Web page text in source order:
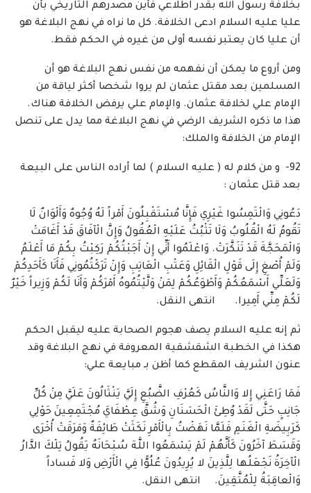
بخلافة رسول الله بقدر اطلاعي فأين مصدرهم التاريخي بأن
عليا عليه السلام ادعى الخلافة. كل ما نراه في نهج البلاغة هو
أن عليا كان يعتبر نفسه أولى من غيره في الحكم فقط.
ومن أروع ما يمكن أن نفهمه من نفس نهج البلاغة هو أن
المسلمين بعد مقتل عثمان لم يروا شخصا أكثر لياقة من
الإمام علي لخلافة عثمان. والإمام علي يرفض الخلافة هناك.
هذا ما ذكره الشريف الرضي في نهج البلاغة مما يدل على تنصل
الإمام من الخلافة والملك:
92- و من كلام له ( عليه السلام ) لما أراده الناس على البيعة
بعد قتل عثمان :
دَعُونِي وَالْتَمِسُوا غَيْرِي فَإِنَّا مُسْتَقْبِلُونَ أَمْراً لَهُ وُجُوهٌ وَأَلْوَانٌ لَا
تَقُومُ لَهُ الْقُلُوبُ وَلَا تَثْبُتُ عَلَيْهِ الْعُقُولُ وَإِنَّ الْآفَاقَ قَدْ أَغَامَتْ
وَالْمَحَجَّةَ قَدْ تَنَكَّرَتْ. وَاعْلَمُوا أَنِّي إِنْ أَجَبْتُكُمْ رَكِبْتُ بِكُمْ مَا أَعْلَمُ
وَلَمْ أُصْغِ إِلَى قَوْلِ الْقَائِلِ وَعَتْبِ الْعَاتِبِ وَإِنْ تَرَكْتُمُونِي فَأَنَا كَأَحَدِكُمْ
وَلَعَلِّي أَسْمَعُكُمْ وَأَطْوَعُكُمْ لِمَنْ وَلَّيْتُمُوهُ أَمْرَكُمْ وَأَنَا لَكُمْ وَزِيراً خَيْرٌ
لَكُمْ مِنِّي أَمِيرا. انتهى النقل.
ثم إنه عليه السلام يصف هجوم الصحابة عليه ليقبل الحكم
هكذا في الخطبة الشقشقية المعروفة في نهج البلاغة وقد
عنون الشريف المقطع كما أظن بـ مبايعة علي:
فَمَا رَاعَنِي إِلا وَالنَّاسُ كَعُرْفِ الضَّبُعِ إِلَيَّ يَنْثَالُونَ عَلَيَّ مِنْ كُلِّ
جَانِبٍ حَتَّى لَقَدْ وُطِئَ الْحَسَنَانِ وَشُقَّ عِطْفَايَ مُجْتَمِعِينَ حَوْلِي
كَرَبِيضَةِ الْغَنَمِ فَلَمَّا نَهَضْتُ بِالْأَمْرِ نَكَثَتْ طَائِفَةٌ وَمَرَقَتْ أُخْرَى
وَقَسَطَ آخَرُونَ كَأَنَّهُمْ لَمْ يَسْمَعُوا اللَّهَ سُبْحَانَهُ يَقُولُ تِلْكَ الدَّارُ
الْآخِرَةُ نَجْعَلُها لِلَّذِينَ لا يُرِيدُونَ عُلُوًّا فِي الْأَرْضِ وَلا فَساداً
وَالْعاقِبَةُ لِلْمُتَّقِينَ. انتهى النقل.